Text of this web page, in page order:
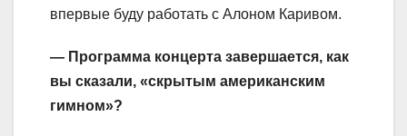
впервые буду работать с Алоном Каривом.
— Программа концерта завершается, как
вы сказали, «скрытым американским
гимном»?